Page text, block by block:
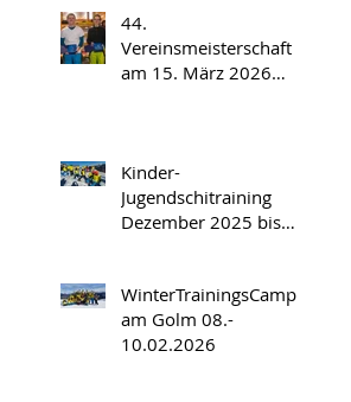
44.
Vereinsmeisterschaft
am 15. März 2026
Kinder-
Jugendschitraining
Dezember 2025 bis
WinterTrainingsCamp
am Golm 08.-
10.02.2026